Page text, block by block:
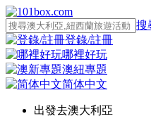
搜
登錄/註冊
哪裡好玩
澳紐專題
简体中文
出發去澳大利亞